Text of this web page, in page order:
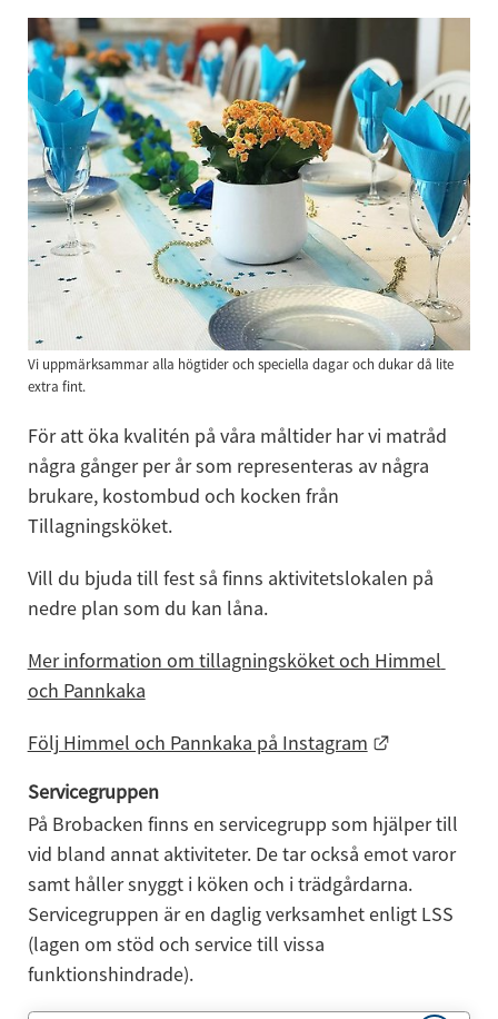
Vi uppmärksammar alla högtider och speciella dagar och dukar då lite
extra fint.
För att öka kvalitén på våra måltider har vi matråd
några gånger per år som representeras av några
brukare, kostombud och kocken från
Tillagningsköket.
Vill du bjuda till fest så finns aktivitetslokalen på
nedre plan som du kan låna.
Mer information om tillagningsköket och Himmel
och Pannkaka
Följ Himmel och Pannkaka på Instagram
Länk till
Servicegruppen
På Brobacken finns en servicegrupp som hjälper till
vid bland annat aktiviteter. De tar också emot varor
samt håller snyggt i köken och i trädgårdarna.
Servicegruppen är en daglig verksamhet enligt LSS
(lagen om stöd och service till vissa
funktionshindrade).